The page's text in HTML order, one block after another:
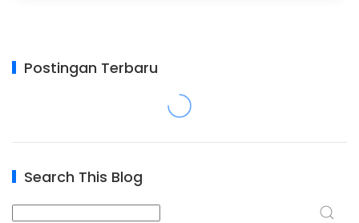
Postingan Terbaru
Search This Blog